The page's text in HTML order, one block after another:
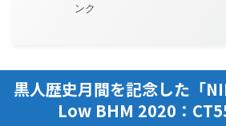
ンク
黒人歴史月間を記念した「
Low BHM 2020：